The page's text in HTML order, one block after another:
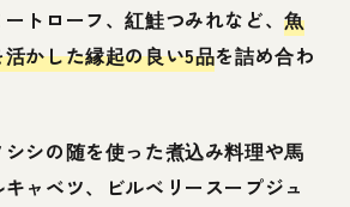
トローフ、紅鮭つみれなど、魚
かした縁起の良い5品を詰め合わ
シの随を使った煮込み料理や馬
ャベツ、ビルベリースープジュ